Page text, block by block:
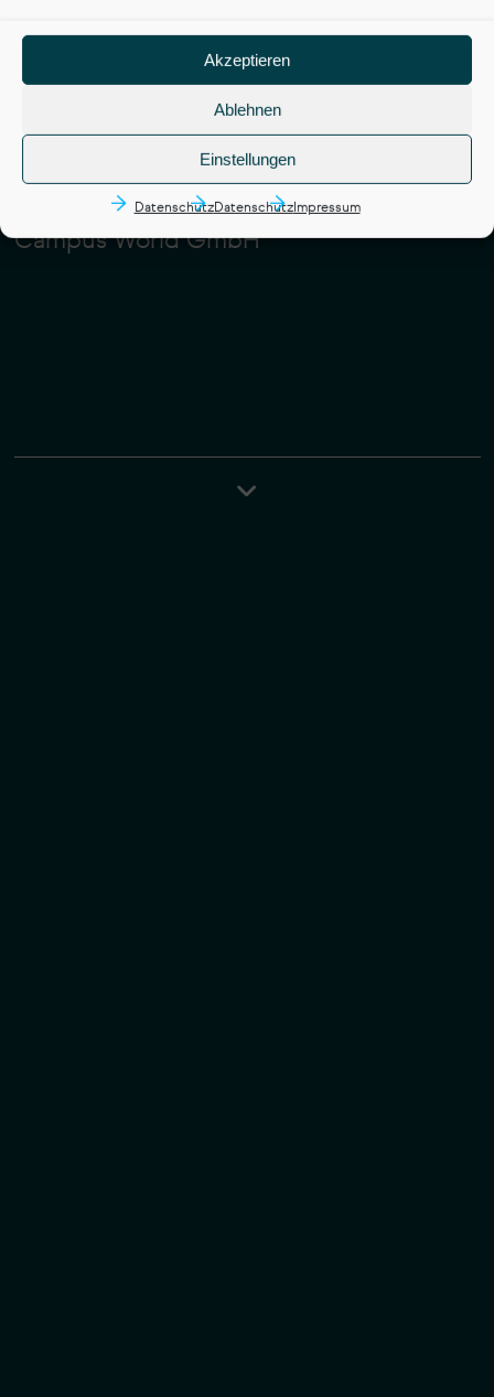
Akzeptieren
Ablehnen
Einstellungen
DatenschutzDatenschutzImpressum
Ausbildung
Internationale Akademie
für Sozialwissenschaften,
Organisation und
Management – Coaching
Campus World GmbH